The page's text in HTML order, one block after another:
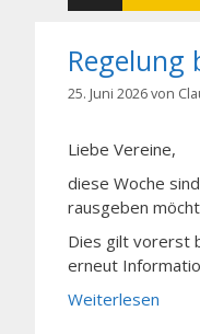
Regelung
25. Juni 2026von
Liebe Vereine,
diese Woche
rausgeben
Dies gilt vorerst
erneut
Weiterlesen